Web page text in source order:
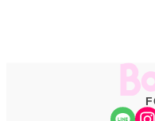
Share Icon Instagram